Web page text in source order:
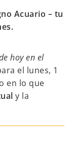
Acuario – tu
hoy en el
el lunes, 1
en lo que
y la